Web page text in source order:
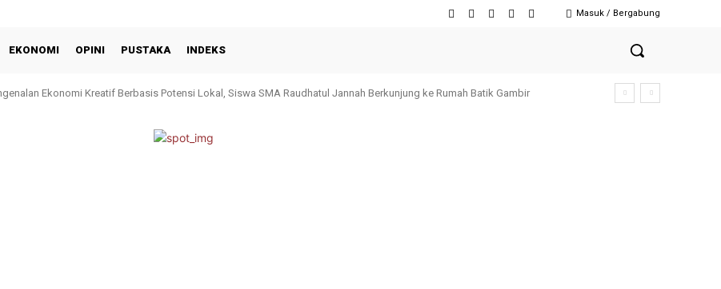
Masuk / Bergabung
EKONOMI OPINI PUSTAKA INDEKS
Ekonomi Kreatif Berbasis Potensi Lokal, Siswa SMA Raudhatul Jannah Berkunjung ke Rumah Batik Gambir